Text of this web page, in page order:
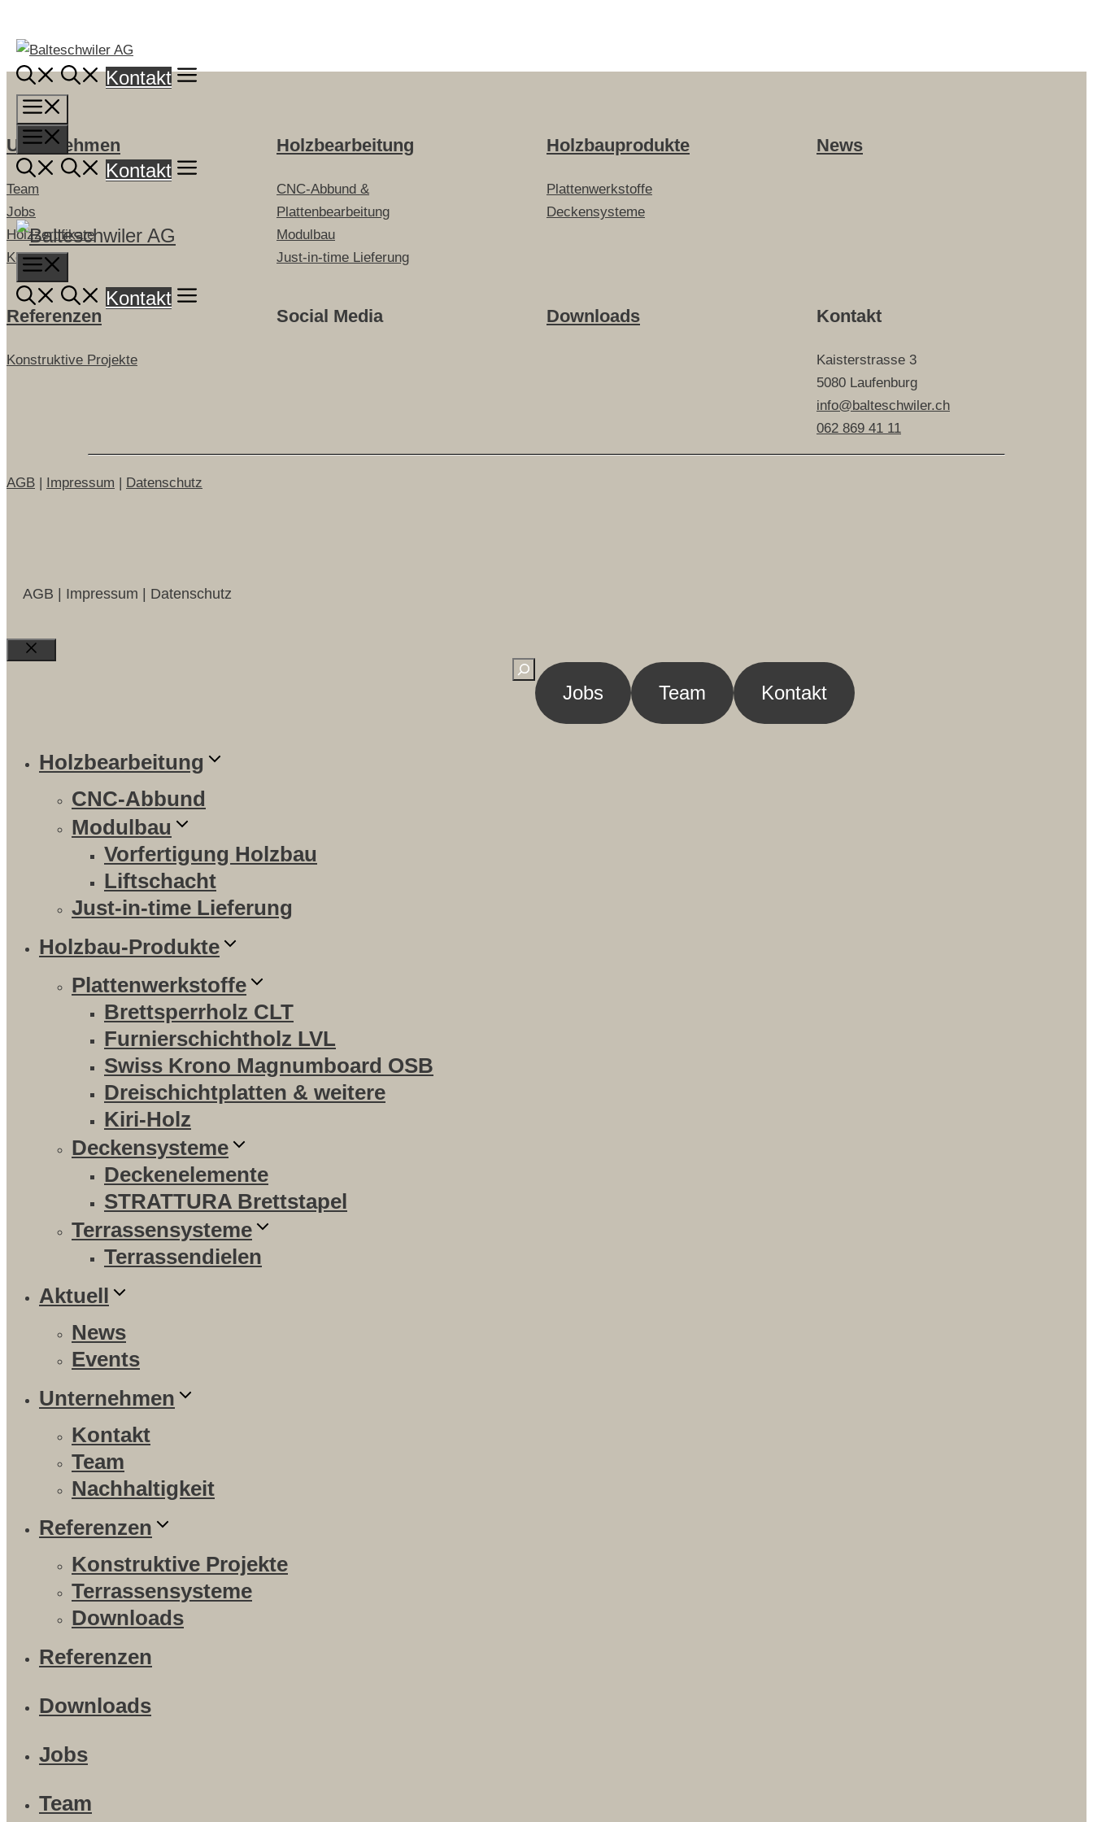
zum
Inhalt
Kontakt
Menü
Kontakt
Kontakt
Unternehmen
Team
Jobs
Holzzertifikate
Kontakt
Holzbearbeitung
CNC-Abbund &
Plattenbearbeitung
Modulbau
Just-in-time Lieferung
Holzbauprodukte
Plattenwerkstoffe
Deckensysteme
News
Referenzen
Konstruktive Projekte
Social Media Downloads Kontakt
Kaisterstrasse 3
5080 Laufenburg
info@balteschwiler.ch
062 869 41 11
AGB | Impressum | Datenschutz
AGB | Impressum | Datenschutz
Close Suchen
Jobs Team Kontakt
Holzbearbeitung
CNC-Abbund
Modulbau
Vorfertigung Holzbau
Liftschacht
Just-in-time Lieferung
Holzbau-Produkte
Plattenwerkstoffe
Brettsperrholz CLT
Furnierschichtholz LVL
Swiss Krono Magnumboard OSB
Dreischichtplatten & weitere
Kiri-Holz
Deckensysteme
Deckenelemente
STRATTURA Brettstapel
Terrassensysteme
Terrassendielen
Aktuell
News
Events
Unternehmen
Kontakt
Team
Nachhaltigkeit
Referenzen
Konstruktive Projekte
Terrassensysteme
Downloads
Referenzen
Downloads
Jobs
Team